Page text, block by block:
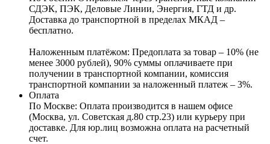
СДЭК, ПЭК, Деловые Линии, Энергия, ГТД и др.
Доставка до транспортной в пределах МКАД –
бесплатно.
Наложенным платёжом: Предоплата за товар – 10% (не
менее 3000 рублей), 90% суммы оплачиваете при
получении в транспортной компании, комиссия
транспортной компании за наложенный платеж – 3%.
Оплата
По Москве: Оплата производится в нашем офисе
(Москва, ул. Советская д.80 стр.23) или курьеру при
доставке. Для юр.лиц возможна оплата на расчетный
счет.